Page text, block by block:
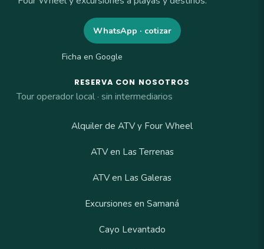
WhatsApp · cotizar
Ficha en Google
RESERVA CON NOSOTROS
Tour operador local · sin intermediarios
Alquiler de ATV y Four Wheel
ATV en Las Terrenas
ATV en Las Galeras
Excursiones en Samaná
Cayo Levantado